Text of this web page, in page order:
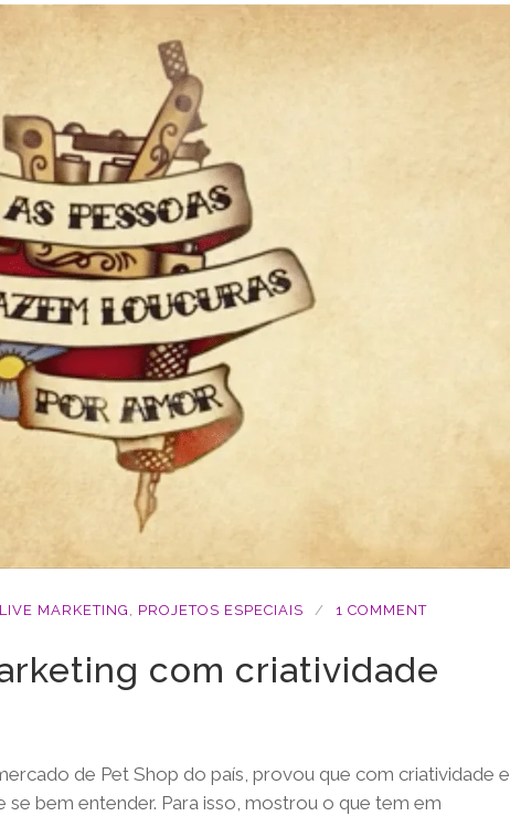
LIVE MARKETING PROJETOS ESPECIAIS 1 COMMENT
com criatividade
de Pet Shop do país, provou que com criatividade e
bem entender. Para isso, mostrou o que tem em